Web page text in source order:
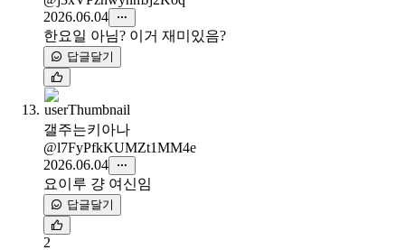
2026.06.04
한요일 아님? 이거 재미있음?
답글달기
갤주는키아나
@l7FyPfkKUMZt1MM4e
2026.06.04
요이루 걍 여신임
답글달기
2